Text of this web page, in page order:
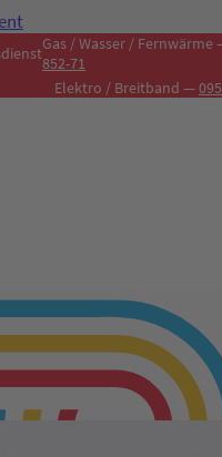
Gas / Wasser / Fernwärme
852-71
Elektro / Breitband —